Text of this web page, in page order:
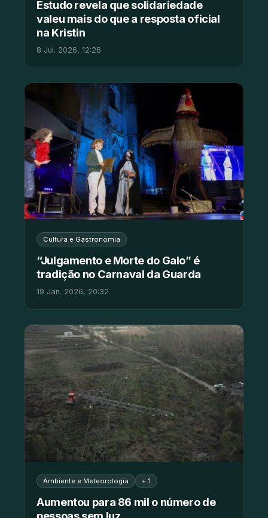
Estudo revela que solidariedade
valeu mais do que a resposta oficial
na Kristin
8 Jul. 2026, 12:26
Cultura e Gastronomia
“Julgamento e Morte do Galo” é
tradição no Carnaval da Guarda
19 Jan. 2026, 20:32
Ambiente e Meteorologia + 1
Aumentou para 86 mil o número de